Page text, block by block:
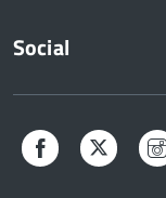
Social
Facebook Twitter